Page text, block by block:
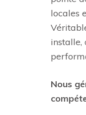
locales
installe,
Nous